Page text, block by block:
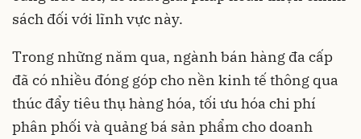
sách đối với lĩnh vực này.
Trong những năm qua, ngành bán hàng đa cấp
đã có nhiều đóng góp cho nền kinh tế thông qua
thúc đẩy tiêu thụ hàng hóa, tối ưu hóa chi phí
phân phối và quảng bá sản phẩm cho doanh